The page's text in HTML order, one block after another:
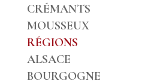
CRÉMANTS
MOUSSEUX
RÉGIONS
ALSACE
BOURGOGNE